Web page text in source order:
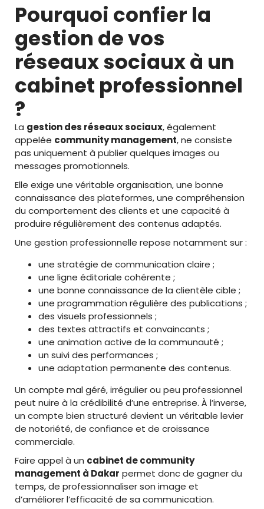
Pourquoi confier la
gestion de vos
réseaux sociaux à un
cabinet professionnel
?
La gestion des réseaux sociaux, également
appelée community management, ne consiste
pas uniquement à publier quelques images ou
messages promotionnels.
Elle exige une véritable organisation, une bonne
connaissance des plateformes, une compréhension
du comportement des clients et une capacité à
produire régulièrement des contenus adaptés.
Une gestion professionnelle repose notamment sur :
une stratégie de communication claire ;
une ligne éditoriale cohérente ;
une bonne connaissance de la clientèle cible ;
une programmation régulière des publications ;
des visuels professionnels ;
des textes attractifs et convaincants ;
une animation active de la communauté ;
un suivi des performances ;
une adaptation permanente des contenus.
Un compte mal géré, irrégulier ou peu professionnel
peut nuire à la crédibilité d’une entreprise. À l’inverse,
un compte bien structuré devient un véritable levier
de notoriété, de confiance et de croissance
commerciale.
Faire appel à un cabinet de community
management à Dakar permet donc de gagner du
temps, de professionnaliser son image et
d’améliorer l’efficacité de sa communication.